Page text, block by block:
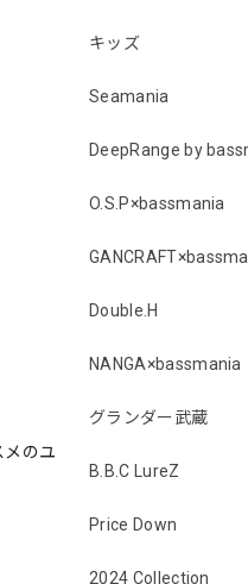
キッズ
Seamania
DeepRange by
O.S.P×bassmania
Double.H
NANGA×bassmania
グランダー武蔵
B.B.C LureZ
Price Down
2024 Collection
メのユ